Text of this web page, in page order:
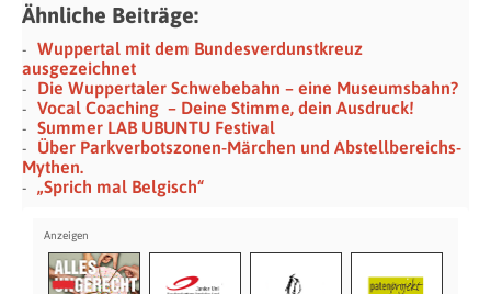
Ähnliche Beiträge:
Wuppertal mit dem Bundesverdunstkreuz
ausgezeichnet
Die Wuppertaler Schwebebahn – eine Museumsbahn?
Vocal Coaching – Deine Stimme, dein Ausdruck!
Summer LAB UBUNTU Festival
Über Parkverbotszonen-Märchen und Abstellbereichs-
Mythen.
„Sprich mal Belgisch“